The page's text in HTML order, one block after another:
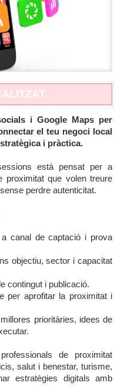
i Google Maps per
el teu negoci local
i pràctica.
està pensat per a
proximitat que volen treure
perdre autenticitat.
canal de captació i prova
objectiu, sector i capacitat
contingut i publicació.
per aprofitar la proximitat i
prioritàries, idees de
de proximitat
salut i benestar, turisme,
estratègies digitals amb